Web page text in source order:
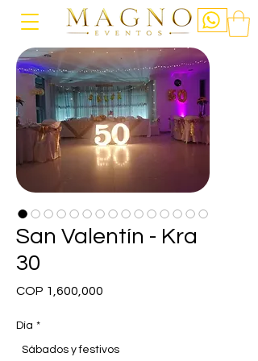
San Valentín - Kra
30
COP 1,600,000
Día *
Sábados y festivos